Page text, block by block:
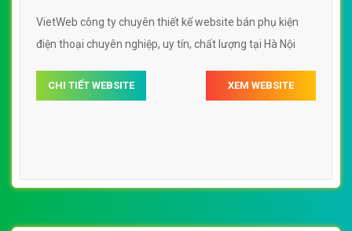
VietWeb công ty chuyên thiết kế website bán phụ kiện
điện thoại chuyên nghiệp, uy tín, chất lượng tại Hà Nội
CHI TIẾT WEBSITE XEM WEBSITE